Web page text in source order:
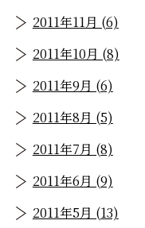
2011年11月 (6)
2011年10月 (8)
2011年9月 (6)
2011年8月 (5)
2011年7月 (8)
2011年6月 (9)
2011年5月 (13)